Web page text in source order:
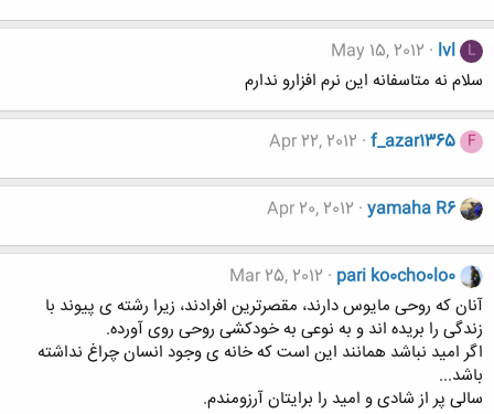
L
lvl
May 15, 2012
سلام نه متاسفانه این نرم افزارو ندارم
F
f_azar1365
Apr 22, 2012
yamaha R6
Apr 20, 2012
pari ko0cho0lo0
Mar 25, 2012
آنان که روحی مایوس دارند، مقصرترین افرادند، زیرا رشته ی پیوند با
زندگی را بریده اند و به نوعی به خودکشی روحی روی آورده.
اگر امید نباشد همانند این است که خانه ی وجود انسان چراغ نداشته
باشد...
سالی پر از شادی و امید را برایتان آرزومندم.